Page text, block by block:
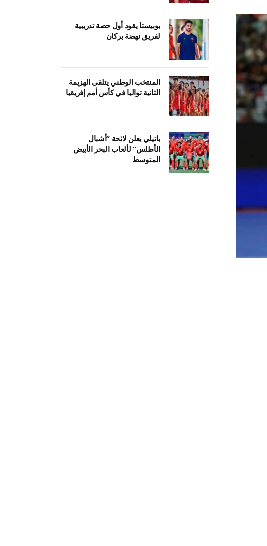
بوبيستا يقود أول حصة تدريبية
لفريق نهضة بركان
المنتخب الوطني يتلقى الهزيمة
الثانية تواليا في كأس أمم إفريقيا
باتيلي يعلن لائحة “أشبال
الأطلس” لألعاب البحر الأبيض
المتوسط